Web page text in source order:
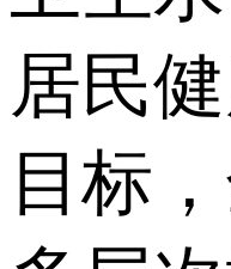
居民
目标